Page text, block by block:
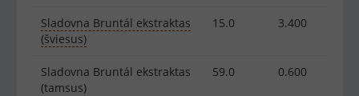
Sladovna Bruntál ekstraktas
(šviesus)
15.0 3.400
Sladovna Bruntál ekstraktas
(tamsus)
59.0 0.600